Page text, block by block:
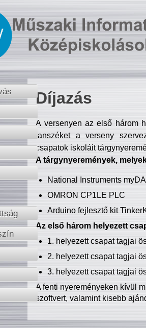
Díjazás
A versenyen az első három
tanszéket a verseny
csapatok iskoláit
A tárgynyeremények,
National Instruments
OMRON CP1LE PLC
Arduino fejlesztő kit
Az első három helyezett
1. helyezett csapat tagjai
2. helyezett csapat tagjai
3. helyezett csapat tagjai
A fenti nyereményeken kívül
szoftvert, valamint kisebb